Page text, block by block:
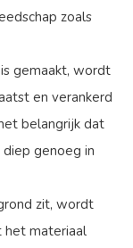
zoals
gemaakt, wordt
en verankerd
belangrijk dat
genoeg in
zit, wordt
materiaal